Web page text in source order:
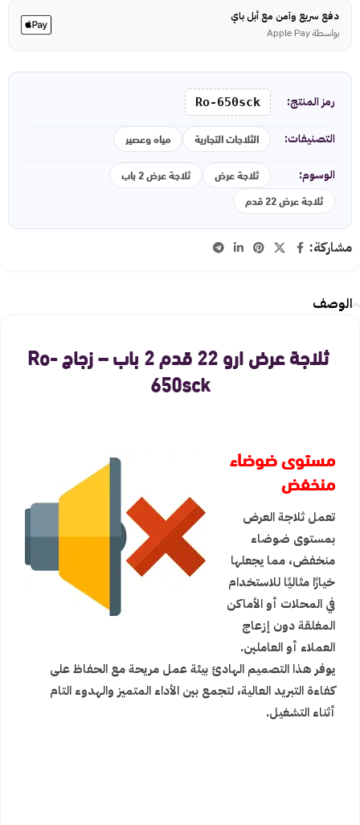
دفع سريع وآمن مع أبل باي
بواسطة Apple Pay
رمز المنتج: Ro-650sck
التصنيفات: الثلاجات التجارية مياه وعصير
الوسوم: ثلاجة عرض
ثلاجة عرض 2 باب
ثلاجة عرض 22 قدم
مشاركة:
الوصف
ثلاجة عرض ارو 22 قدم 2 باب – زجاج Ro-
650sck
مستوى ضوضاء
منخفض
تعمل ثلاجة العرض
بمستوى ضوضاء
منخفض، مما يجعلها
خيارًا مثاليًا للاستخدام
في المحلات أو الأماكن
المغلقة دون إزعاج
العملاء أو العاملين.
يوفر هذا التصميم الهادئ بيئة عمل مريحة مع الحفاظ على
كفاءة التبريد العالية، لتجمع بين الأداء المتميز والهدوء التام
أثناء التشغيل.